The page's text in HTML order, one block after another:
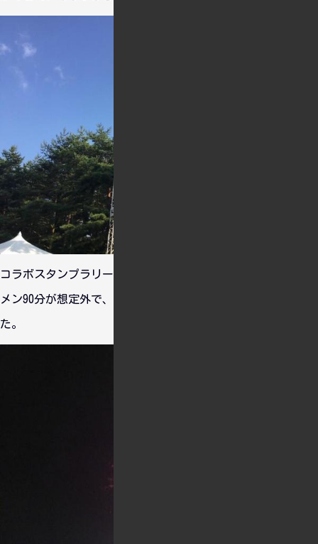
コラボスタンプラリーに参加していたのですが、Roseliaラー
メン90分が想定外で、会場入りがギリギリになってしまいまし
た。